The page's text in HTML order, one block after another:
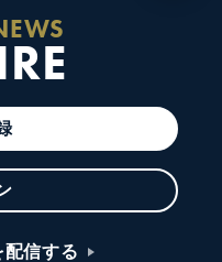
信する